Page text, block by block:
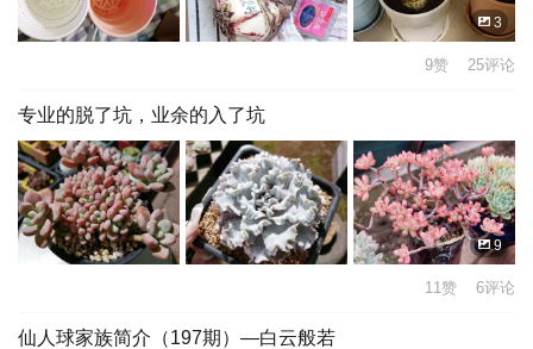
3
9赞 25评论
专业的脱了坑，业余的入了坑
9
11赞 6评论
仙人球家族简介（197期）—白云般若